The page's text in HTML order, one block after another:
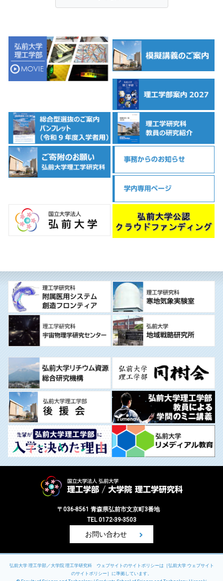
〒036-8561 青森県弘前市文京町3番地
TEL 0172-39-3503
お問い合わせ
弘前大学 理工学部／大学院 理工学研究科 ウェブサイトのサイトポリシーは［弘前大学 ウェブサイト
のサイトポリシー］に準拠しています。